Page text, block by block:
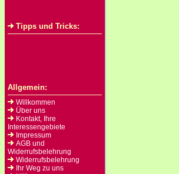
Tipps und Tricks:
Allgemein:
Willkommen
Über uns
Kontakt, Ihre
Interessengebiete
Impressum
AGB und
Widerrufsbelehrung
Widerrufsbelehrung
Ihr Weg zu uns